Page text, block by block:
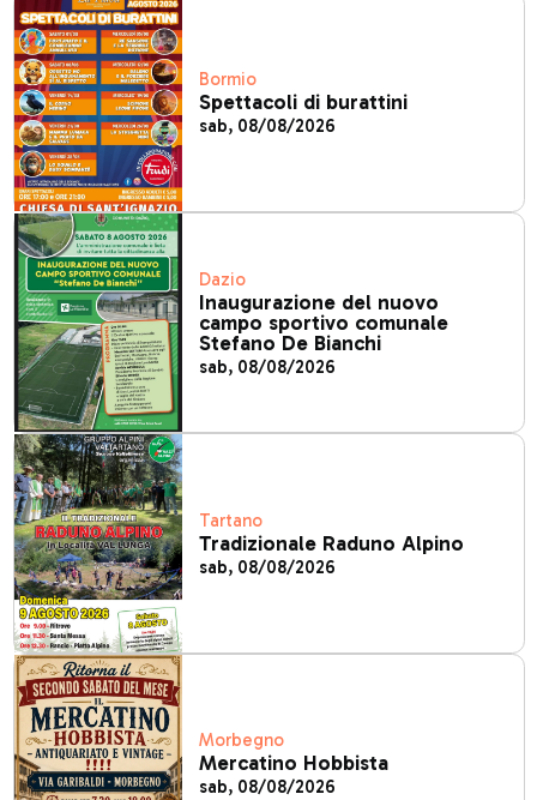
Bormio
Spettacoli di burattini
sab, 08/08/2026
Dazio
Inaugurazione del nuovo
campo sportivo comunale
Stefano De Bianchi
sab, 08/08/2026
Tartano
Tradizionale Raduno Alpino
sab, 08/08/2026
Morbegno
Mercatino Hobbista
sab, 08/08/2026